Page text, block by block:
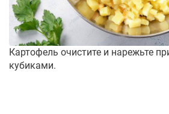
Картофель очистите и нарежьте
кубиками.